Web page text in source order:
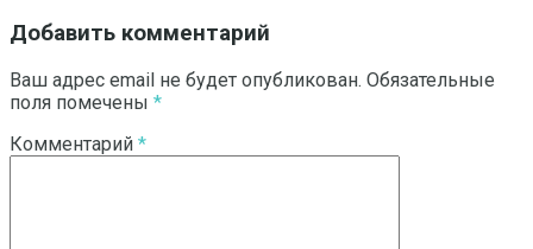
Добавить комментарий
Ваш адрес email не будет опубликован. Обязательные
поля помечены *
Комментарий *